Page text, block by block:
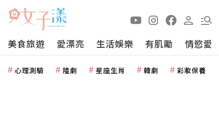
美食旅遊 愛漂亮 生活娛樂 有肌勵 情慾愛
心理測驗 陸劇 星座生肖 韓劇 彩妝保養